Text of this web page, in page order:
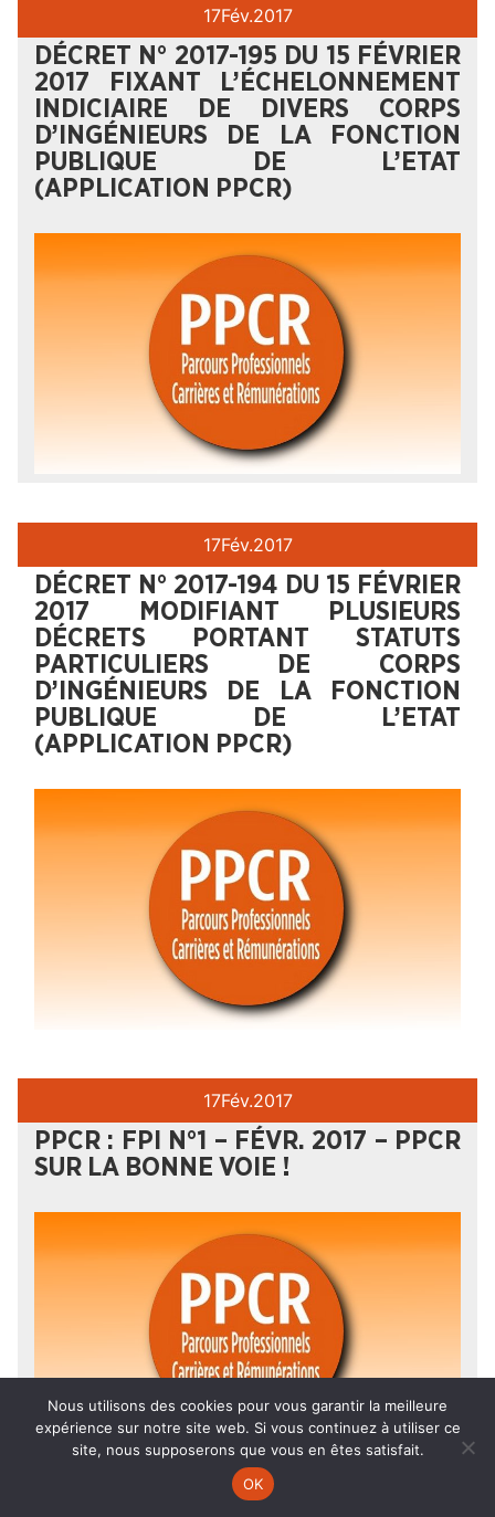
17Fév.2017
DÉCRET N° 2017-195 DU 15 FÉVRIER
2017 FIXANT L’ÉCHELONNEMENT
INDICIAIRE DE DIVERS CORPS
D’INGÉNIEURS DE LA FONCTION
PUBLIQUE DE L’ETAT
(APPLICATION PPCR)
17Fév.2017
DÉCRET N° 2017-194 DU 15 FÉVRIER
2017 MODIFIANT PLUSIEURS
DÉCRETS PORTANT STATUTS
PARTICULIERS DE CORPS
D’INGÉNIEURS DE LA FONCTION
PUBLIQUE DE L’ETAT
(APPLICATION PPCR)
17Fév.2017
PPCR : FPI N°1 – FÉVR. 2017 – PPCR
SUR LA BONNE VOIE !
Nous utilisons des cookies pour vous garantir la meilleure
expérience sur notre site web. Si vous continuez à utiliser ce
site, nous supposerons que vous en êtes satisfait.
OK